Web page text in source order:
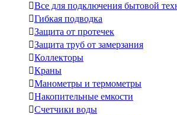
Все для подключения бытовой
Гибкая подводка
Защита от протечек
Защита труб от замерзания
Коллекторы
Краны
Манометры и термометры
Накопительные емкости
Счетчики воды